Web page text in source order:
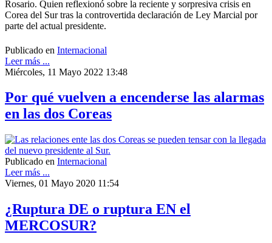
Rosario. Quien reflexionó sobre la reciente y sorpresiva crisis en
Corea del Sur tras la controvertida declaración de Ley Marcial por
parte del actual presidente.
Publicado en Internacional
Leer más ...
Miércoles, 11 Mayo 2022 13:48
Por qué vuelven a encenderse las alarmas
en las dos Coreas
Publicado en Internacional
Leer más ...
Viernes, 01 Mayo 2020 11:54
¿Ruptura DE o ruptura EN el
MERCOSUR?